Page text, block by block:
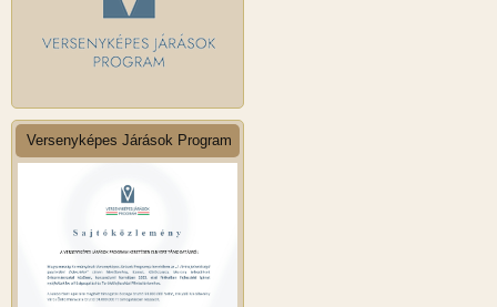
Versenyképes Járások Program